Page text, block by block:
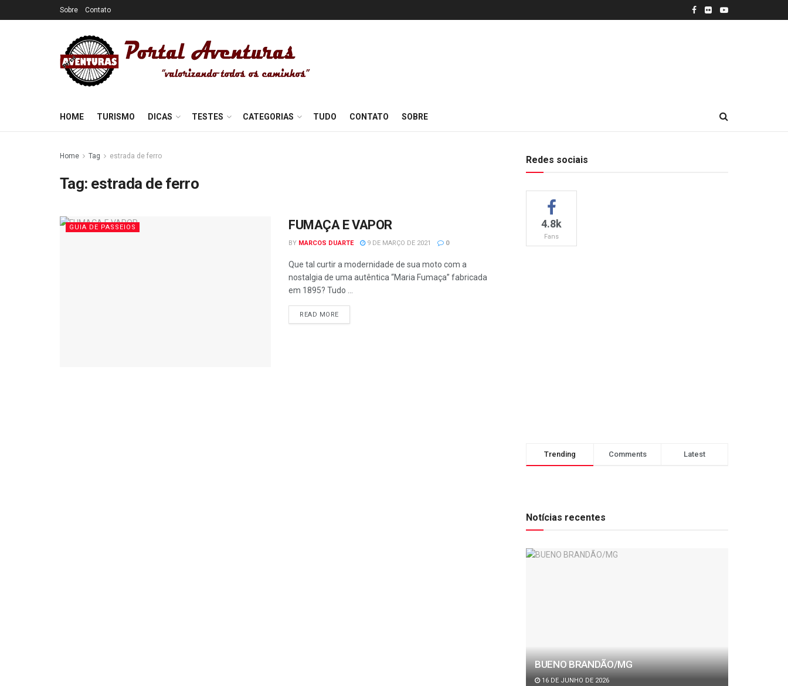
Sobre Contato
HOME TURISMO DICAS TESTES CATEGORIAS TUDO CONTATO SOBRE
Home Tag estrada de ferro
Tag: estrada de ferro
GUIA DE PASSEIOS FUMAÇA E VAPOR
BY MARCOS DUARTE 9 DE MARÇO DE 2021 0
Que tal curtir a modernidade de sua moto com a
nostalgia de uma autêntica “Maria Fumaça” fabricada
em 1895? Tudo ...
READ MORE
Redes sociais
4.8k
Fans
Trending Comments Latest
Notícias recentes
BUENO BRANDÃO/MG
16 DE JUNHO DE 2026